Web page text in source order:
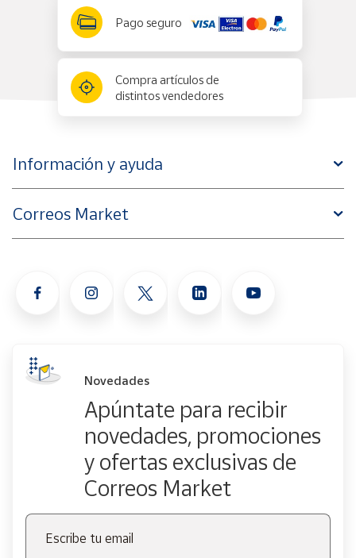
Pago seguro
Compra artículos de
distintos vendedores
Información y ayuda
Correos Market
Novedades
Apúntate para recibir
novedades, promociones
y ofertas exclusivas de
Correos Market
Escribe tu email